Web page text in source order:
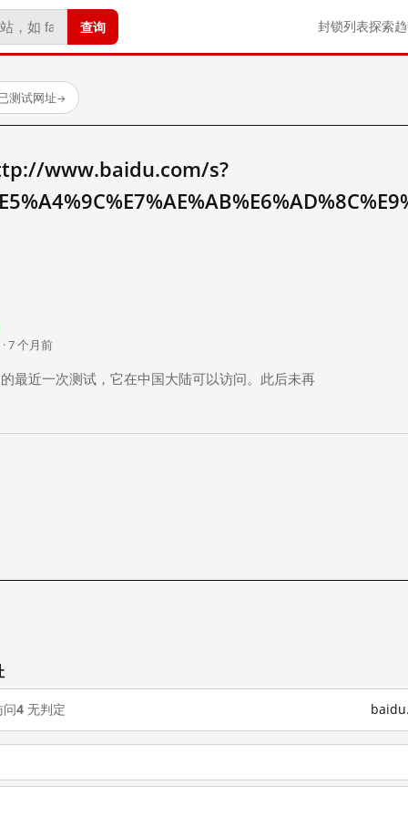
查询 封锁列表探索
测试网址→
www.baidu.com/s?
7 个月前
最近一次测试，它在中国大陆可以访问。此后未再
问4 无判定